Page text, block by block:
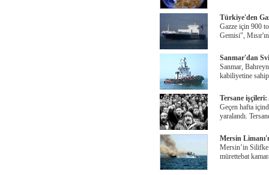
Türkiye'den
Gazze için 900
Gemisi",
Sanmar'dan
Sanmar,
kabiliyetine
Tersane işçileri:
Geçen hafta
yaralandı.
Mersin
Mersin’in
mürettebat